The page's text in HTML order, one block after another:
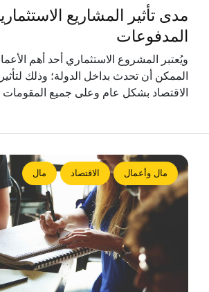
مدى تأثير المشاريع
المدفوعات
ويُعتبر المشروع الاستثماري أحد أهم
الممكن أن تحدث بداخل الدولة؛ وذلك
الاقتصاد بشكل عام وعلى جميع المقومات
مال وأعمال الاقتصاد مال